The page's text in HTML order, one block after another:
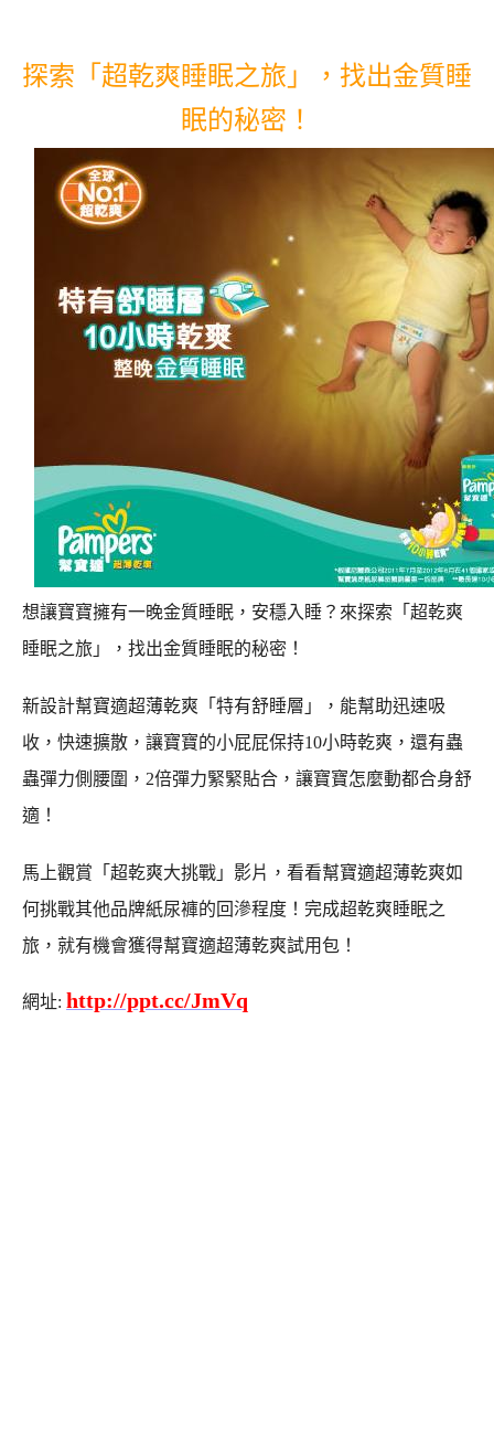
探索「超乾爽睡眠之旅」，找出金質睡
眠的秘密！
想讓寶寶擁有一晚金質睡眠，安穩入睡？來探索「超乾爽
睡眠之旅」，找出金質睡眠的秘密！
新設計幫寶適超薄乾爽「特有舒睡層」，能幫助迅速吸
收，快速擴散，讓寶寶的小屁屁保持10小時乾爽，還有蟲
蟲彈力側腰圍，2倍彈力緊緊貼合，讓寶寶怎麼動都合身舒
適！
馬上觀賞「超乾爽大挑戰」影片，看看幫寶適超薄乾爽如
何挑戰其他品牌紙尿褲的回滲程度！完成超乾爽睡眠之
旅，就有機會獲得幫寶適超薄乾爽試用包！
網址: http://ppt.cc/JmVq